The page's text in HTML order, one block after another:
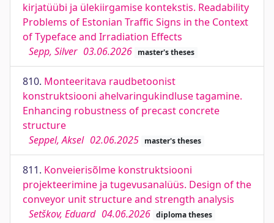
kirjatüübi ja ülekiirgamise kontekstis. Readability
Problems of Estonian Traffic Signs in the Context
of Typeface and Irradiation Effects
Sepp, Silver 03.06.2026 master's theses
810. Monteeritava raudbetoonist
konstruktsiooni ahelvaringukindluse tagamine.
Enhancing robustness of precast concrete
structure
Seppel, Aksel 02.06.2025 master's theses
811. Konveierisõlme konstruktsiooni
projekteerimine ja tugevusanalüüs. Design of the
conveyor unit structure and strength analysis
Setškov, Eduard 04.06.2026 diploma theses